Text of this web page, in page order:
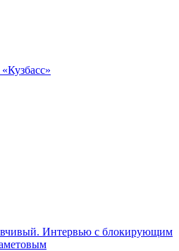
Интервью с блокирующим